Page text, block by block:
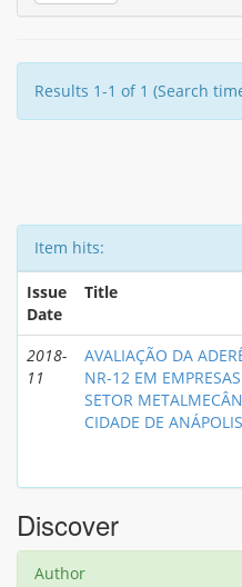
Results 1-1 of 1 (Search
Item hits:
Issue
Date
Title
2018-
11
AVALIAÇÃO DA
NR-12 EM
SETOR
CIDADE DE ANÁPOLIS
Discover
Author